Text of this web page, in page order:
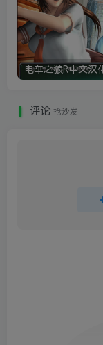
评论 抢沙发